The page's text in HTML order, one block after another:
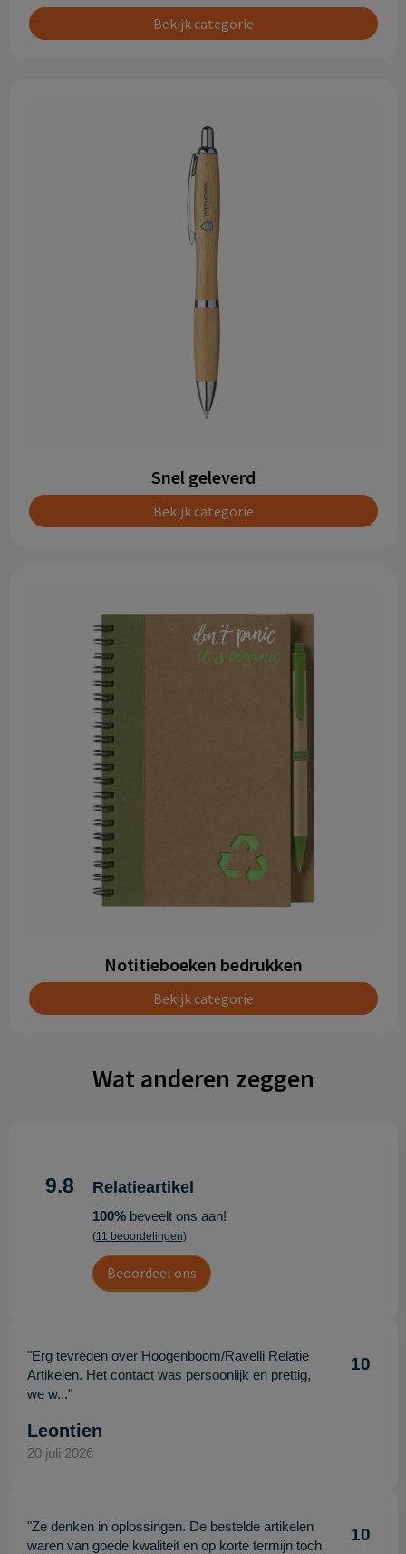
Bekijk categorie
Snel geleverd
Bekijk categorie
Notitieboeken bedrukken
Bekijk categorie
Wat anderen zeggen
9.8 Relatieartikel
100%beveelt ons aan!
(11 beoordelingen)
Beoordeel ons
"Erg tevreden over Hoogenboom/Ravelli Relatie
Artikelen. Het contact was persoonlijk en prettig,
we w..."
10
Leontien
20 juli 2026
"Ze denken in oplossingen. De bestelde artikelen
waren van goede kwaliteit en op korte termijn toch
10